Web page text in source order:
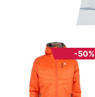
-50%